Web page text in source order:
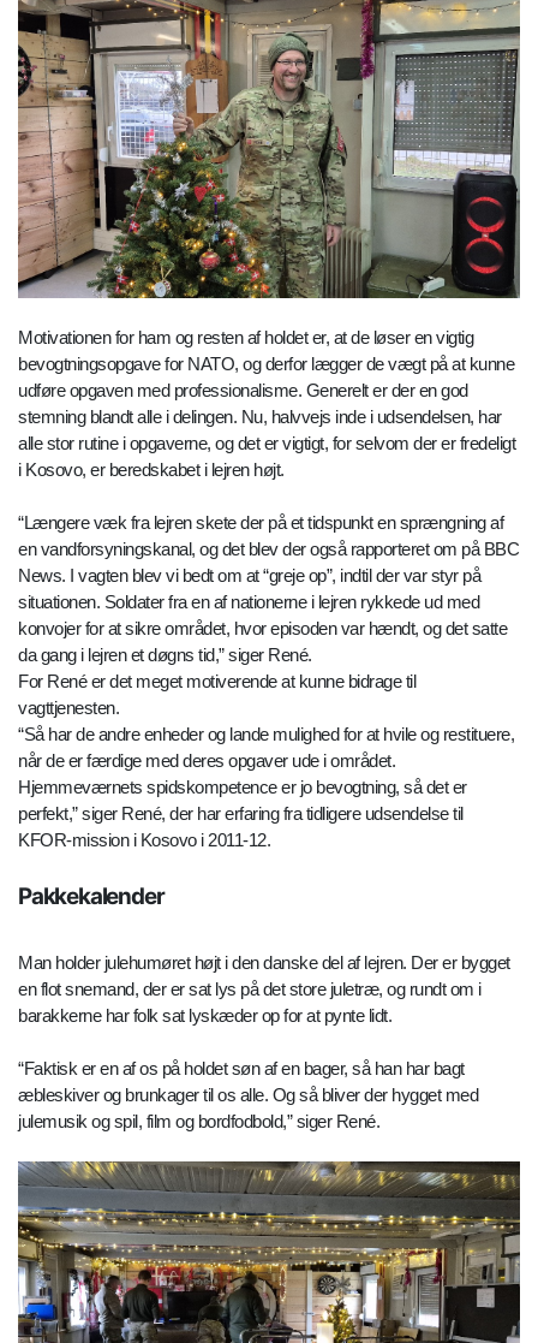
Motivationen for ham og resten af holdet er, at de løser en vigtig
bevogtningsopgave for NATO, og derfor lægger de vægt på at kunne
udføre opgaven med professionalisme. Generelt er der en god
stemning blandt alle i delingen. Nu, halvvejs inde i udsendelsen, har
alle stor rutine i opgaverne, og det er vigtigt, for selvom der er fredeligt
i Kosovo, er beredskabet i lejren højt.
“Længere væk fra lejren skete der på et tidspunkt en sprængning af
en vandforsyningskanal, og det blev der også rapporteret om på BBC
News. I vagten blev vi bedt om at “greje op”, indtil der var styr på
situationen. Soldater fra en af nationerne i lejren rykkede ud med
konvojer for at sikre området, hvor episoden var hændt, og det satte
da gang i lejren et døgns tid,” siger René.
For René er det meget motiverende at kunne bidrage til
vagttjenesten.
“Så har de andre enheder og lande mulighed for at hvile og restituere,
når de er færdige med deres opgaver ude i området.
Hjemmeværnets spidskompetence er jo bevogtning, så det er
perfekt,” siger René, der har erfaring fra tidligere udsendelse til
KFOR-mission i Kosovo i 2011-12.
Pakkekalender
Man holder julehumøret højt i den danske del af lejren. Der er bygget
en flot snemand, der er sat lys på det store juletræ, og rundt om i
barakkerne har folk sat lyskæder op for at pynte lidt.
“Faktisk er en af os på holdet søn af en bager, så han har bagt
æbleskiver og brunkager til os alle. Og så bliver der hygget med
julemusik og spil, film og bordfodbold,” siger René.